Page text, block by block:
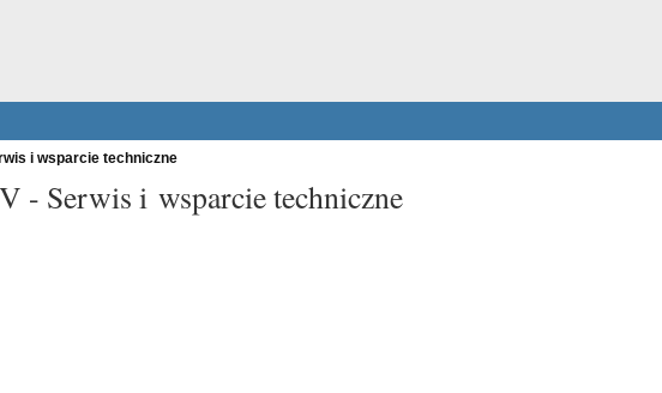
i wsparcie techniczne
- Serwis i wsparcie techniczne